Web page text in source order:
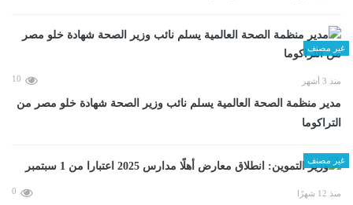
غير مصنف
منذ 3 أشهر 10
مدير منظمة الصحة العالمية يسلم نائب وزير الصحة شهادة خلو مصر من
التراكوما
غير مصنف
منذ 12 شهرًا 0